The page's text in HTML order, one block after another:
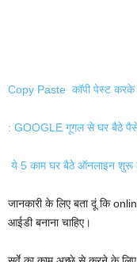
Copy Paste कॉपी पेस्ट
: GOOGLE गूगल से घर बैठे पैसे
ये 5 काम घर बैठे ऑनलाइन शुरू
जानकारी के लिए बता दूं कि
आईडी बनाना चाहिए।